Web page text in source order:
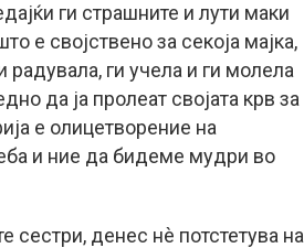
ги страшните и лути маки
е својствено за секоја мајка,
радувала, ги учела и ги молела
да ја пролеат својата крв за
е олицетворение на
и ние да бидеме мудри во
сестри, денес нè потстетува на